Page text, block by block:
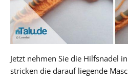
Jetzt nehmen Sie die Hilfsnadel
stricken die darauf liegende